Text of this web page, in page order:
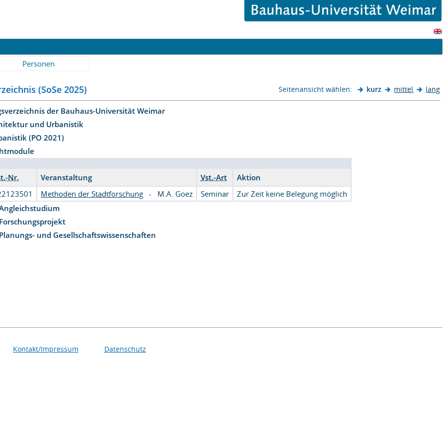
Personen
(SoSe 2025) Seitenansicht wählen: kurz mittel lang
der Bauhaus-Universität Weimar
und Urbanistik
(PO 2021)
Nr. Veranstaltung Vst.-Art
Aktion
Methoden der Stadtforschung - M.A. Goez Seminar
Zur Zeit keine Belegung möglich
und Gesellschaftswissenschaften
Kontakt/Impressum Datenschutz